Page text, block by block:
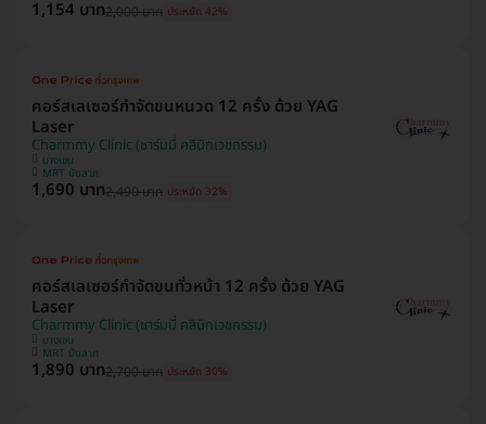
1,154 บาท2,000 บาท ประหยัด 42%
คอร์สเลเซอร์กำจัดขนหนวด 12 ครั้ง ด้วย YAG
Laser
Charmmy Clinic (ชาร์มมี่ คลินิกเวชกรรม)
บางเขน
MRT มัยลาภ
1,690 บาท2,490 บาท ประหยัด 32%
คอร์สเลเซอร์กำจัดขนทั่วหน้า 12 ครั้ง ด้วย YAG
Laser
Charmmy Clinic (ชาร์มมี่ คลินิกเวชกรรม)
บางเขน
MRT มัยลาภ
1,890 บาท2,700 บาท ประหยัด 30%